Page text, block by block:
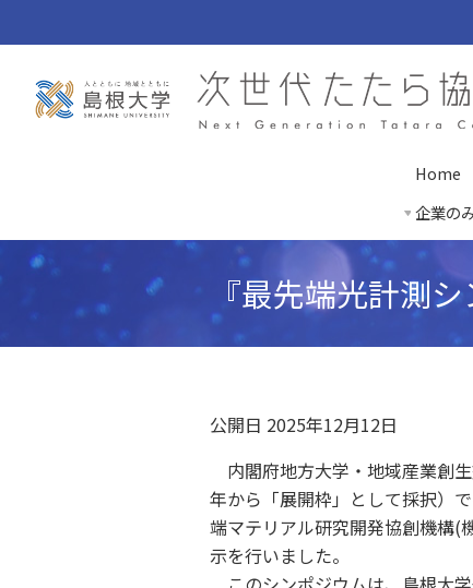
Home
企業の
『最先端光計測
公開日 2025年12月12日
内閣府地方大学・地域産業創
年から「展開枠」として採択）
端マテリアル研究開発協創機構(
示を行いました。